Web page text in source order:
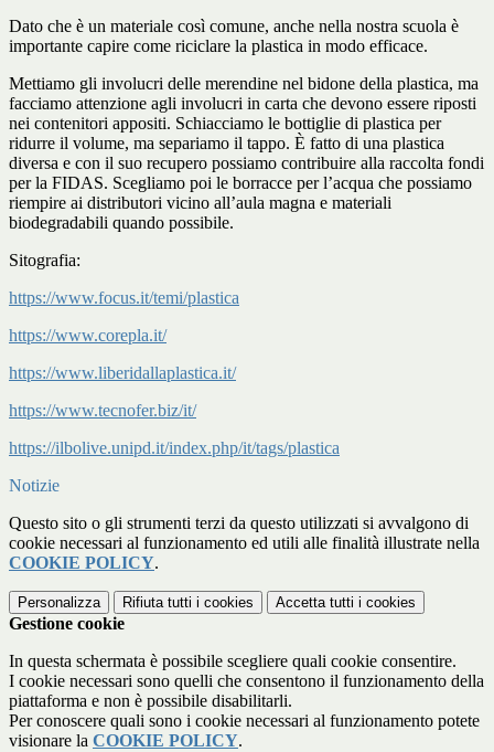
Dato che è un materiale così comune, anche nella nostra scuola è
importante capire come riciclare la plastica in modo efficace.
Mettiamo gli involucri delle merendine nel bidone della plastica, ma
facciamo attenzione agli involucri in carta che devono essere riposti
nei contenitori appositi. Schiacciamo le bottiglie di plastica per
ridurre il volume, ma separiamo il tappo. È fatto di una plastica
diversa e con il suo recupero possiamo contribuire alla raccolta fondi
per la FIDAS. Scegliamo poi le borracce per l’acqua che possiamo
riempire ai distributori vicino all’aula magna e materiali
biodegradabili quando possibile.
Sitografia:
https://www.focus.it/temi/plastica
https://www.corepla.it/
https://www.liberidallaplastica.it/
https://www.tecnofer.biz/it/
https://ilbolive.unipd.it/index.php/it/tags/plastica
Notizie
Questo sito o gli strumenti terzi da questo utilizzati si avvalgono di
cookie necessari al funzionamento ed utili alle finalità illustrate nella
COOKIE POLICY.
Personalizza Rifiuta tutti i cookies Accetta tutti i cookies
Gestione cookie
In questa schermata è possibile scegliere quali cookie consentire.
I cookie necessari sono quelli che consentono il funzionamento della
piattaforma e non è possibile disabilitarli.
Per conoscere quali sono i cookie necessari al funzionamento potete
visionare la COOKIE POLICY.